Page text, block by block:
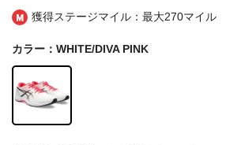
獲得ステージマイル：最大270マイル
カラー：WHITE/DIVA PINK